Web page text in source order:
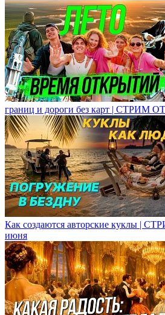
границ и дороги без карт | СТРИМ
Как создаются авторские куклы |
июня